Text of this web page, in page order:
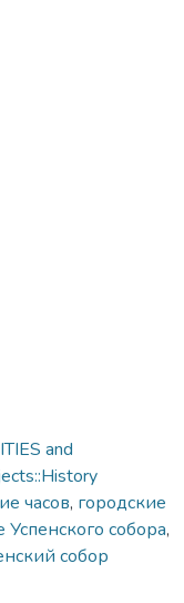
and
часов, городские
собора,
собор